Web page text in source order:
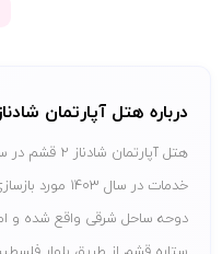
درباره هتل آپارتمان شادناز 2 قشم
خدمات در سال
دوحه ساحل شرقی واقع شده و